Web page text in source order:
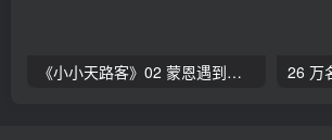
《小小天路客》02 蒙恩遇到传道人 海伦L·泰勒